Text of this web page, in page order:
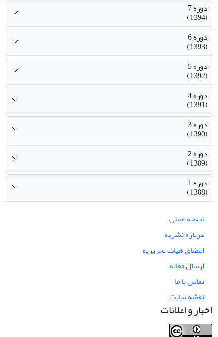
دوره 7
(1394)
دوره 6
(1393)
دوره 5
(1392)
دوره 4
(1391)
دوره 3
(1390)
دوره 2
(1389)
دوره 1
(1388)
صفحه اصلی
درباره نشریه
اعضای هیات تحریریه
ارسال مقاله
تماس با ما
نقشه سایت
اخبار و اعلانات